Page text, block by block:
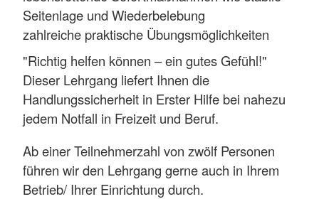
Seitenlage und Wiederbelebung
zahlreiche praktische Übungsmöglichkeiten
"Richtig helfen können – ein gutes Gefühl!"
Dieser Lehrgang liefert Ihnen die
Handlungssicherheit in Erster Hilfe bei nahezu
jedem Notfall in Freizeit und Beruf.
Ab einer Teilnehmerzahl von zwölf Personen
führen wir den Lehrgang gerne auch in Ihrem
Betrieb/ Ihrer Einrichtung durch.